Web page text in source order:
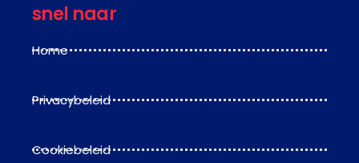
snel naar
Home
Privacybeleid
Cookiebeleid